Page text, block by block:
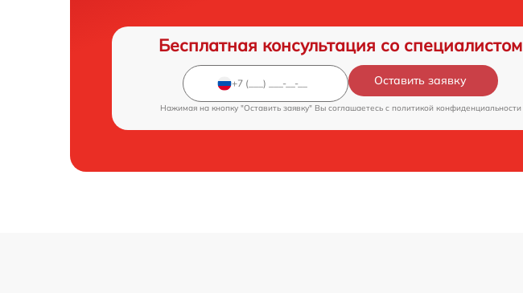
Бесплатная консультация со специалистом
Оставить заявку
Нажимая на кнопку "Оставить заявку" Вы соглашаетесь c политикой конфиденциальности